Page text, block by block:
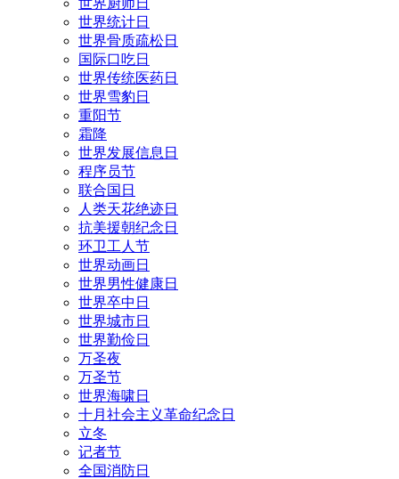
世界统计日
世界骨质疏松日
国际口吃日
世界传统医药日
世界雪豹日
重阳节
霜降
世界发展信息日
程序员节
联合国日
人类天花绝迹日
抗美援朝纪念日
环卫工人节
世界动画日
世界男性健康日
世界卒中日
世界城市日
世界勤俭日
万圣夜
万圣节
世界海啸日
十月社会主义革命纪念日
立冬
记者节
全国消防日